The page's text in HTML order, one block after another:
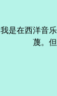
我是在西洋音
蔑。